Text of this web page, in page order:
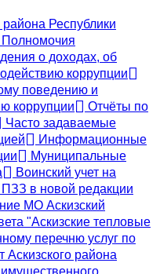
Республики
Полномочия
о доходах, об
коррупции
поведению и
коррупции
Отчёты по
Часто задаваемые
Информационные
Муниципальные
Воинский учет на
ПЗЗ в новой редакции
МО Аскизский
"Аскизские тепловые
перечню услуг по
района